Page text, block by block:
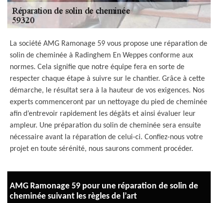
La société AMG Ramonage 59 vous propose une réparation de
solin de cheminée à Radinghem En Weppes conforme aux
normes. Cela signifie que notre équipe fera en sorte de
respecter chaque étape à suivre sur le chantier. Grâce à cette
démarche, le résultat sera à la hauteur de vos exigences. Nos
experts commenceront par un nettoyage du pied de cheminée
afin d’entrevoir rapidement les dégâts et ainsi évaluer leur
ampleur. Une préparation du solin de cheminée sera ensuite
nécessaire avant la réparation de celui-ci. Confiez-nous votre
projet en toute sérénité, nous saurons comment procéder.
AMG Ramonage 59 pour une réparation de solin de
cheminée suivant les règles de l’art